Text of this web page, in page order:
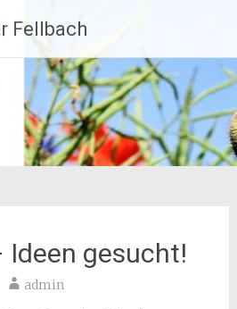
Fellbach
Ideen gesucht!
admin